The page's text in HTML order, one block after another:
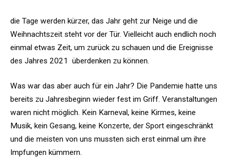
die Tage werden kürzer, das Jahr geht zur Neige und die
Weihnachtszeit steht vor der Tür. Vielleicht auch endlich noch
einmal etwas Zeit, um zurück zu schauen und die Ereignisse
des Jahres 2021 überdenken zu können.
Was war das aber auch für ein Jahr? Die Pandemie hatte uns
bereits zu Jahresbeginn wieder fest im Griff. Veranstaltungen
waren nicht möglich. Kein Karneval, keine Kirmes, keine
Musik, kein Gesang, keine Konzerte, der Sport eingeschränkt
und die meisten von uns mussten sich erst einmal um ihre
Impfungen kümmern.